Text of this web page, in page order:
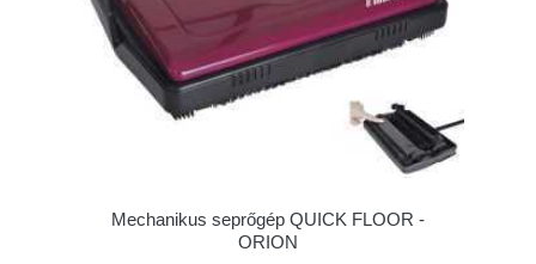
Mechanikus seprőgép QUICK FLOOR -
ORION